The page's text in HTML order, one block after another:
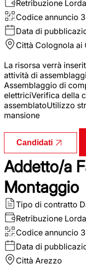
Retribuzione Lorda
Codice annuncio
Data di
Città Colognola ai
La risorsa verrà
attività di
Assemblaggio di
elettriciVerifica della
assemblatoUtilizzo
mansione
Candidati
Addetto/a
Montaggio
Tipo di contratto
Retribuzione Lorda
Codice annuncio
Data di
Città Arezzo